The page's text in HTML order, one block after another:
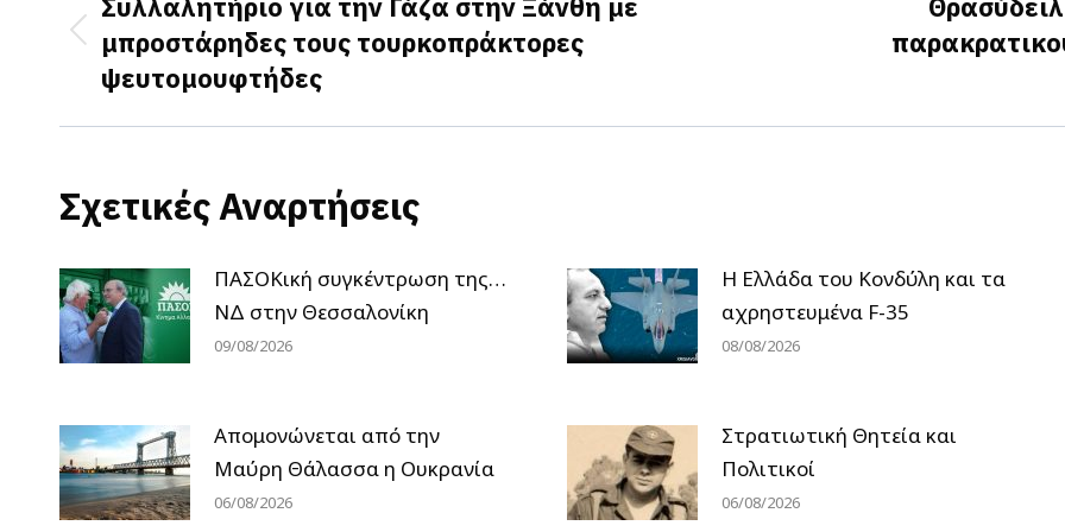
Previous
post:
μπροστάρηδες τους τουρκοπράκτορες
ψευτομουφτήδες
Σχετικές Αναρτήσεις
ΠΑΣΟΚική συγκέντρωση της…
ΝΔ στην Θεσσαλονίκη
09/08/2026
Η Ελλάδα του Κονδύλη και τα
αχρηστευμένα F-35
08/08/2026
Απομονώνεται από την
Μαύρη Θάλασσα η Ουκρανία
06/08/2026
Στρατιωτική Θητεία και
Πολιτικοί
06/08/2026